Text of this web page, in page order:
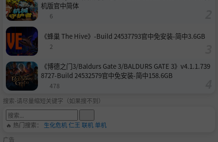
机版官中简体
6
《蜂巢 The Hive》-Build 24537793官中免安装-简中3.6GB
2
《博德之门3/Baldurs Gate 3/BALDURS GATE 3》v4.1.1.739
8727-Build 24532579官中免安装-简中158.6GB
478
搜索-请尽量缩短关键字（如果搜不到）
🔥 热门搜索： 生化危机仁王 联机单机
广告